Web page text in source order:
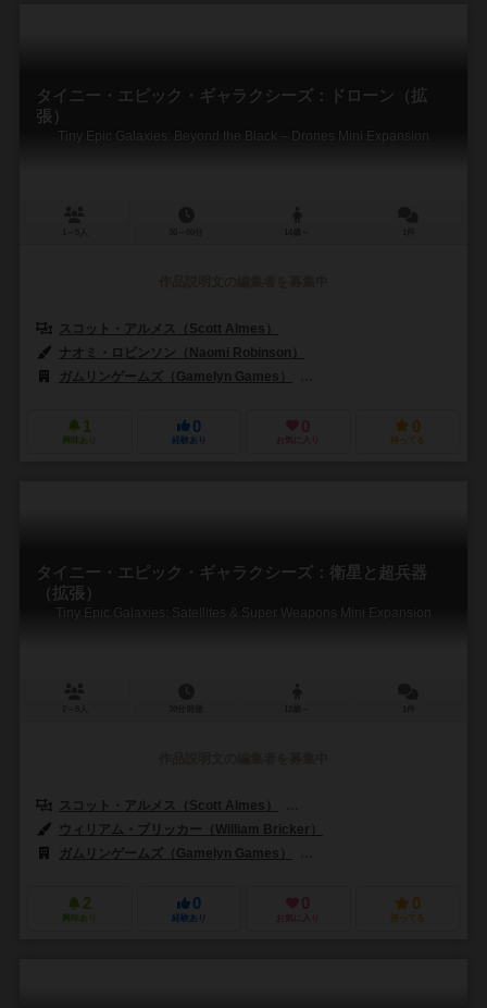
タイニー・エピック・ギャラクシーズ：ドローン（拡
張）
Tiny Epic Galaxies: Beyond the Black – Drones Mini Expansion
スコット・アルメス（Scott Almes）
ナオミ・ロビンソン（Naomi Robinson）
ガムリンゲームズ（Gamelyn Games）
1
興味あり
0
経験あり
0
お気に入り
0
持ってる
タイニー・エピック・ギャラクシーズ：衛星と超兵器
（拡張）
Tiny Epic Galaxies: Satellites & Super Weapons Mini Expansion
スコット・アルメス（Scott Almes）
ウィリアム・ブリッカー（William Bricker）
ガムリンゲームズ（Gamelyn Games）
2
興味あり
0
経験あり
0
お気に入り
0
持ってる